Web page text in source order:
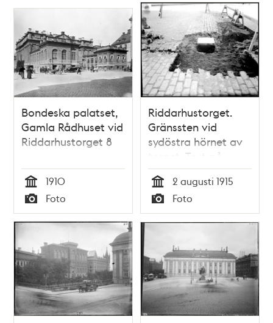
Bondeska palatset,
Gamla Rådhuset vid
Riddarhustorget 8
Tid
1910
Typ
Foto
Riddarhustorget.
Gränssten vid
sydöstra hörnet av
torget. Text på
stenen: A:o 1764 R.H
Tid
2 augusti 1915
Typ
Foto